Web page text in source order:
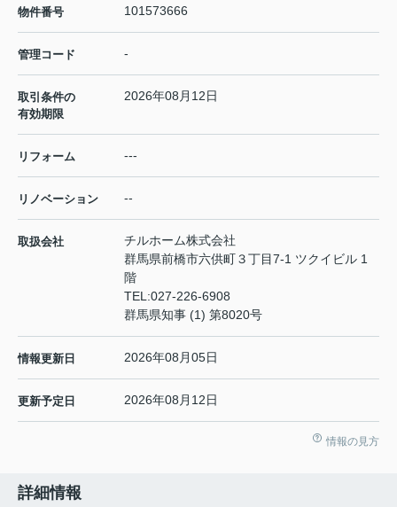
物件番号 101573666
管理コード -
取引条件の
有効期限
2026年08月12日
リフォーム ---
リノベーション --
取扱会社
チルホーム株式会社
群馬県前橋市六供町３丁目7-1 ツクイビル 1
階
TEL:027-226-6908
群馬県知事 (1) 第8020号
情報更新日 2026年08月05日
更新予定日 2026年08月12日
情報の見方
詳細情報